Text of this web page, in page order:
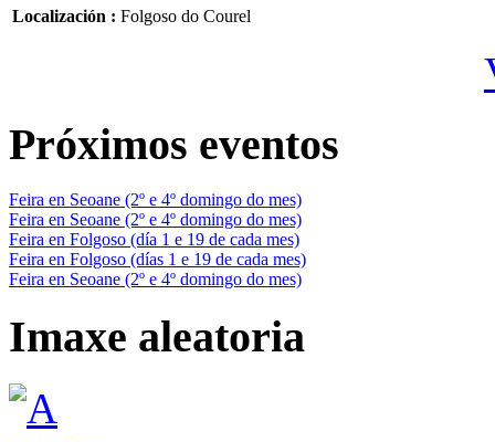
Localización : Folgoso do Courel
Próximos eventos
Feira en Seoane (2º e 4º domingo do mes)
Feira en Seoane (2º e 4º domingo do mes)
Feira en Folgoso (día 1 e 19 de cada mes)
Feira en Folgoso (días 1 e 19 de cada mes)
Feira en Seoane (2º e 4º domingo do mes)
Imaxe aleatoria